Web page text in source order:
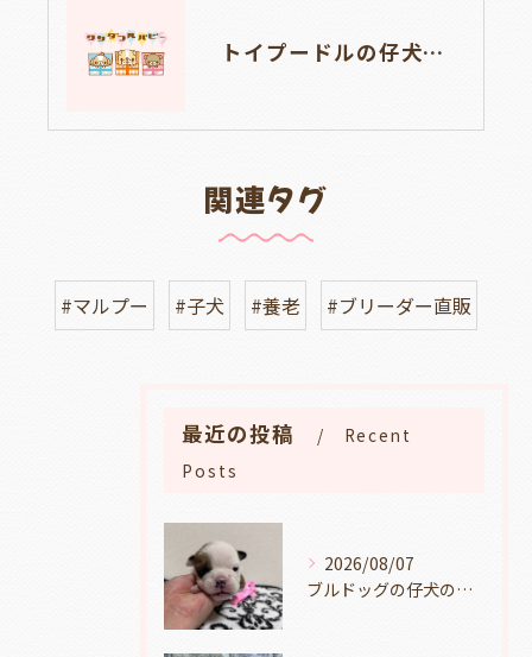
トイプードルの仔犬のお目目があいたよ👀🐶岐阜県養老町のブリーダーワンダフルパピーです。
関連タグ
#マルプー #子犬 #養老 #ブリーダー直販
最近の投稿
Recent
Posts
2026/08/07
ブルドッグの仔犬のお目目があきました👀💑🐶岐阜県養老町のブリーダーワンダフルパピーです。